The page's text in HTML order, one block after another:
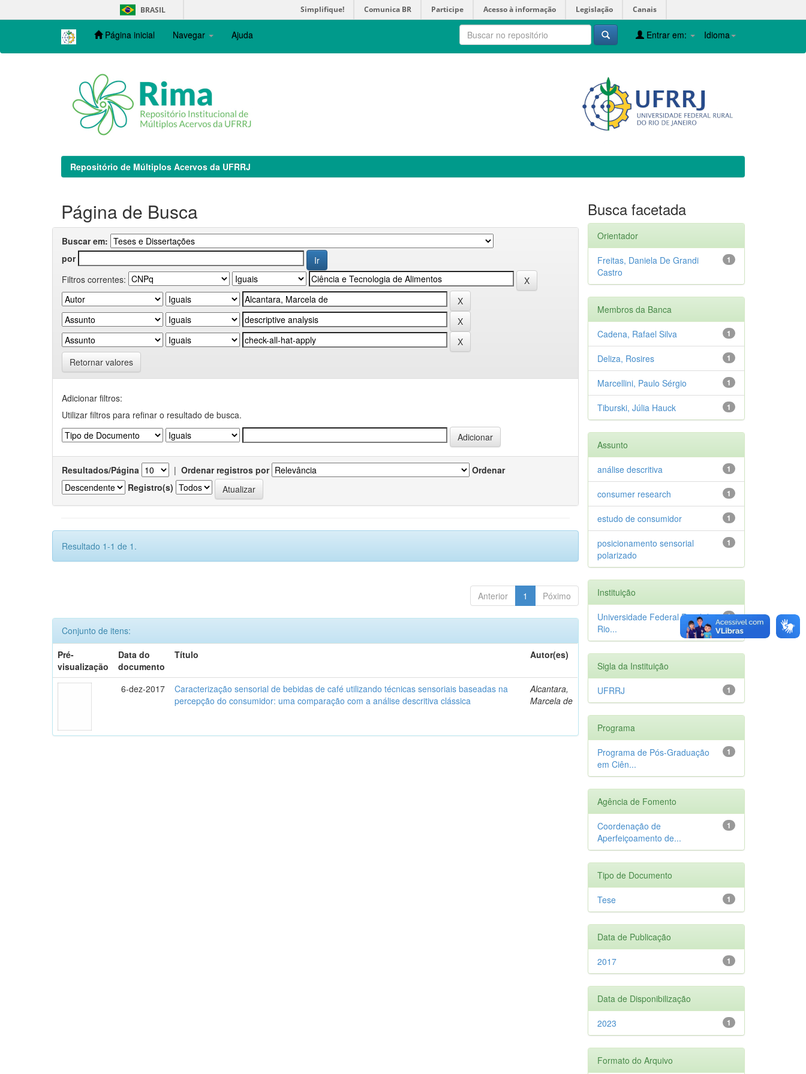
navigation
BRASIL Simplifique! Comunica BR Participe Acesso à informação Legislação Canais
Página inicial Navegar Ajuda Idioma
Entrar em:
Repositório de Múltiplos Acervos da UFRRJ
Página de Busca
Buscar em:
por
Filtros correntes:
Retornar valores
Adicionar filtros:
Utilizar filtros para refinar o resultado de busca.
Resultados/Página | Ordenar registros por
Ordenar
Registro(s)
Resultado 1-1 de 1.
Anterior 1 Póximo
Conjunto de itens:
Pré-
visualização
Data do
documento
Título Autor(es)
6-dez-2017
Caracterização sensorial de bebidas de café utilizando técnicas sensoriais baseadas na
percepção do consumidor: uma comparação com a análise descritiva clássica
Alcantara,
Marcela de
Busca facetada
Orientador
1
Freitas, Daniela De Grandi
Castro
Membros da Banca
1
Cadena, Rafael Silva
1
Deliza, Rosires
1
Marcellini, Paulo Sérgio
1
Tiburski, Júlia Hauck
Assunto
1
análise descritiva
1
consumer research
1
estudo de consumidor
1
posicionamento sensorial
polarizado
Instituição
1
Universidade Federal Rural do
Rio...
Sigla da Instituição
1
UFRRJ
Programa
1
Programa de Pós-Graduação
em Ciên...
Agência de Fomento
1
Coordenação de
Aperfeiçoamento de...
Tipo de Documento
1
Tese
Data de Publicação
1
2017
Data de Disponibilização
1
2023
Formato do Arquivo